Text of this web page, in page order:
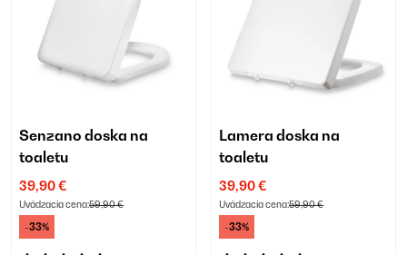
Senzano doska na
toaletu
39,90 €
Uvádzacia cena:59,90 €
-33%
Lamera doska na
toaletu
39,90 €
Uvádzacia cena:59,90 €
-33%